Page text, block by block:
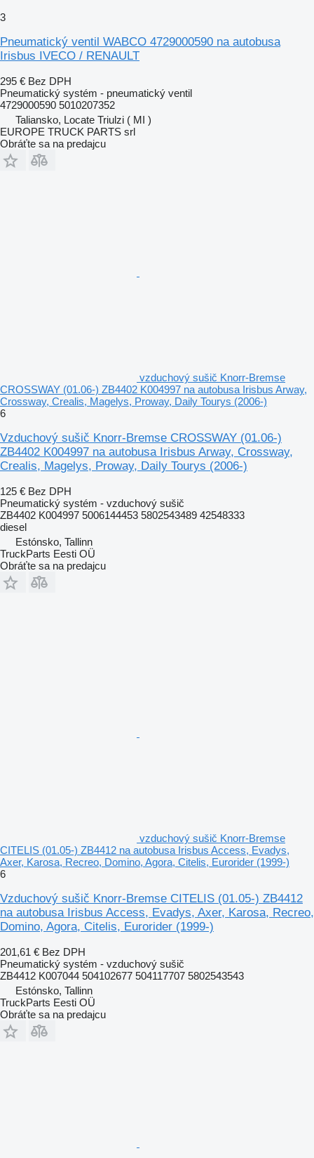
3
Pneumatický ventil WABCO 4729000590 na autobusa
Irisbus IVECO / RENAULT
295 € Bez DPH
Pneumatický systém - pneumatický ventil
4729000590 5010207352
Taliansko, Locate Triulzi ( MI )
EUROPE TRUCK PARTS srl
Obráťte sa na predajcu
vzduchový sušič Knorr-Bremse
CROSSWAY (01.06-) ZB4402 K004997 na autobusa Irisbus Arway,
Crossway, Crealis, Magelys, Proway, Daily Tourys (2006-)
6
Vzduchový sušič Knorr-Bremse CROSSWAY (01.06-)
ZB4402 K004997 na autobusa Irisbus Arway, Crossway,
Crealis, Magelys, Proway, Daily Tourys (2006-)
125 € Bez DPH
Pneumatický systém - vzduchový sušič
ZB4402 K004997 5006144453 5802543489 42548333
diesel
Estónsko, Tallinn
TruckParts Eesti OÜ
Obráťte sa na predajcu
vzduchový sušič Knorr-Bremse
CITELIS (01.05-) ZB4412 na autobusa Irisbus Access, Evadys,
Axer, Karosa, Recreo, Domino, Agora, Citelis, Eurorider (1999-)
6
Vzduchový sušič Knorr-Bremse CITELIS (01.05-) ZB4412
na autobusa Irisbus Access, Evadys, Axer, Karosa, Recreo,
Domino, Agora, Citelis, Eurorider (1999-)
201,61 € Bez DPH
Pneumatický systém - vzduchový sušič
ZB4412 K007044 504102677 504117707 5802543543
Estónsko, Tallinn
TruckParts Eesti OÜ
Obráťte sa na predajcu